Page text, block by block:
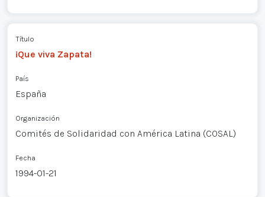
Título
¡Que viva Zapata!
País
España
Organización
Comités de Solidaridad con América Latina (COSAL)
Fecha
1994-01-21